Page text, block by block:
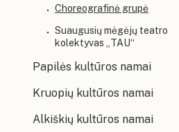
Choreografinė grupė
Suaugusių mėgėjų teatro
kolektyvas „TAU“
Papilės kultūros namai
Kruopių kultūros namai
Alkiškių kultūros namai